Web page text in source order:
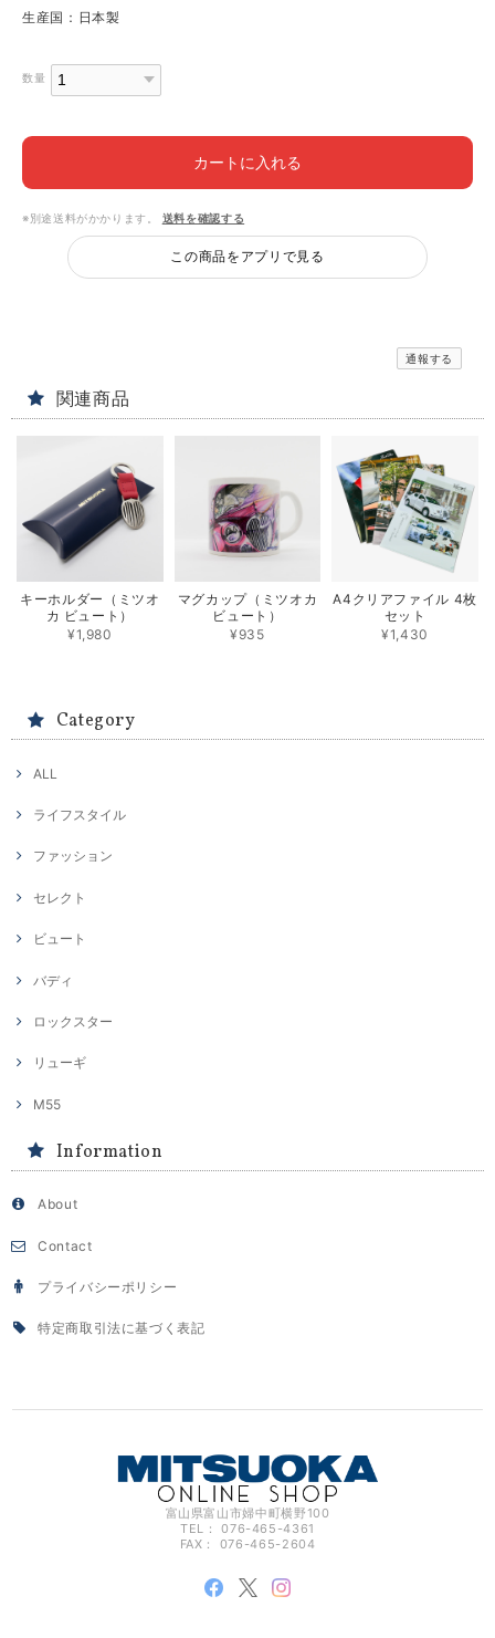
生産国：日本製
数量
カートに入れる
※別途送料がかかります。 送料を確認する
この商品をアプリで見る
通報する
関連商品
キーホルダー（ミツオ
カ ビュート）
¥1,980
マグカップ（ミツオカ
ビュート）
¥935
A4クリアファイル 4枚
セット
¥1,430
Category
ALL
ライフスタイル
ファッション
セレクト
ビュート
バディ
ロックスター
リューギ
M55
Information
About
Contact
プライバシーポリシー
特定商取引法に基づく表記
富山県富山市婦中町横野100
TEL： 076-465-4361
FAX： 076-465-2604